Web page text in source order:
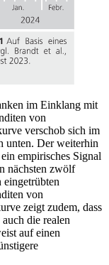
im Einklang mit
von
verschob sich im
unten. Der weiterhin
empirisches Signal
nächsten zwölf
von
zeigt zudem, dass
die realen
auf einen